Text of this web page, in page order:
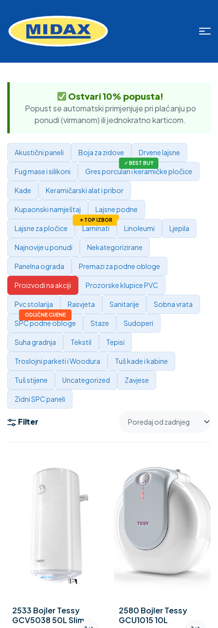
Ostvari 10% popusta!
Popust se automatski primjenjuje pri plaćanju po
ponudi (virmanom) ili jednokratno karticom.
Akustični paneli Boja za zidove Drvene lajsne
Fug mase i silikoni Gres porculan i keramičke pločice
Kade Keramičarski alat i pribor
Kupaonski namještaj Lajsne podne
Lajsne za pločice Laminati Linoleumi Ljepila
Najnovije u ponudi Nekategorizirane
Panelna ograda Premazi za podne obloge
Proizvodi na akciji Prozorske klupice PVC
Pvc stolarija Rasvjeta Sanitarije Sobna vrata
SPC podne obloge Staze Sudoperi
Suha gradnja Tekstil Tepisi
Troslojni parketi i Woodura Tuš kade i kabine
Tuš stijene Uncategorized Zavjese
Zidni SPC paneli
Filter
2533 Bojler Tessy
GCV5038 50L Slim
2580 Bojler Tessy
GCU1015 10L